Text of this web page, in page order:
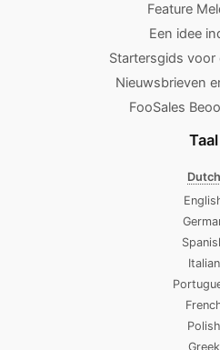
Feature
Een idee
Startersgids
Nieuwsbrieven
FooSales
Taal
Dutch
Italian
Polish
Greek